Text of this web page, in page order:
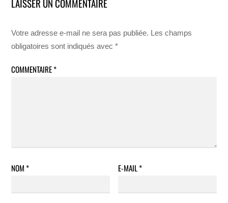
LAISSER UN COMMENTAIRE
Votre adresse e-mail ne sera pas publiée. Les champs
obligatoires sont indiqués avec*
COMMENTAIRE*
NOM* E-MAIL*